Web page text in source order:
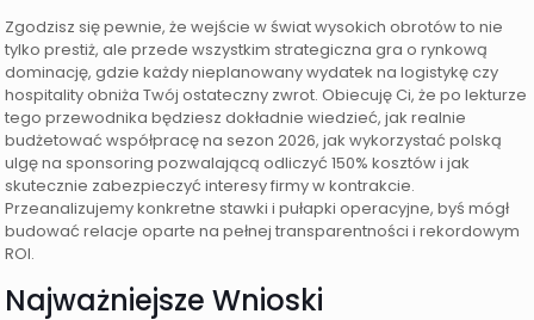
Zgodzisz się pewnie, że wejście w świat wysokich obrotów to nie
tylko prestiż, ale przede wszystkim strategiczna gra o rynkową
dominację, gdzie każdy nieplanowany wydatek na logistykę czy
hospitality obniża Twój ostateczny zwrot. Obiecuję Ci, że po lekturze
tego przewodnika będziesz dokładnie wiedzieć, jak realnie
budżetować współpracę na sezon 2026, jak wykorzystać polską
ulgę na sponsoring pozwalającą odliczyć 150% kosztów i jak
skutecznie zabezpieczyć interesy firmy w kontrakcie.
Przeanalizujemy konkretne stawki i pułapki operacyjne, byś mógł
budować relacje oparte na pełnej transparentności i rekordowym
ROI.
Najważniejsze Wnioski